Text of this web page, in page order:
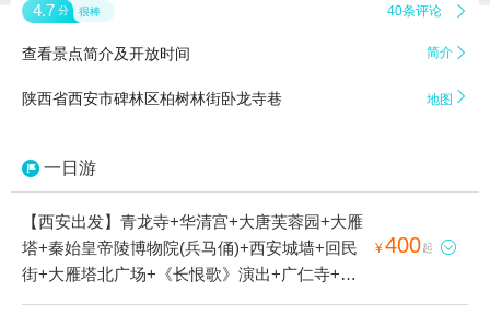
4.7 分 很棒 40条评论 
查看景点简介及开放时间 简介 
陕西省西安市碑林区柏树林街卧龙寺巷 地图 
一日游
【西安出发】青龙寺+华清宫+大唐芙蓉园+大雁
塔+秦始皇帝陵博物院(兵马俑)+西安城墙+回民
街+大雁塔北广场+《长恨歌》演出+广仁寺+小
雁塔遗址公园+卧龙寺+大唐不夜城+书院门+钟
¥400起 